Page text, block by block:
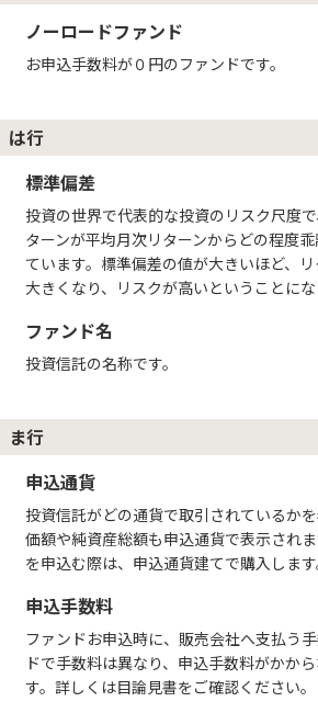
ノーロードファンド
お申込手数料が０円のファンドです。
は行
標準偏差
投資の世界で代表的な投資のリスク尺度
ターンが平均月次リターンからどの程度
ています。標準偏差の値が大きいほど、
大きくなり、リスクが高いということにな
ファンド名
投資信託の名称です。
ま行
申込通貨
投資信託がどの通貨で取引されているか
価額や純資産総額も申込通貨で表示され
を申込む際は、申込通貨建てで購入します
申込手数料
ファンドお申込時に、販売会社へ支払う
ドで手数料は異なり、申込手数料がかか
す。詳しくは目論見書をご確認ください。